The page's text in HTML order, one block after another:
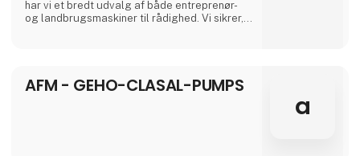
har vi et bredt udvalg af både entreprenør-
og landbrugsmaskiner til rådighed. Vi sikrer,
Hvis dine maskiner har behov for reparation,
AFM - GEHO-CLASAL-PUMPS
a